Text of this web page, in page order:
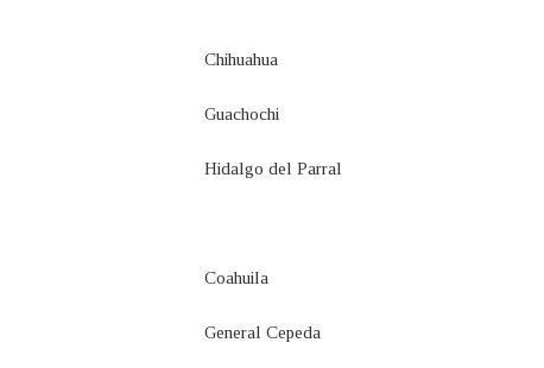
Chihuahua
Guachochi
Hidalgo del Parral
Coahuila
General Cepeda